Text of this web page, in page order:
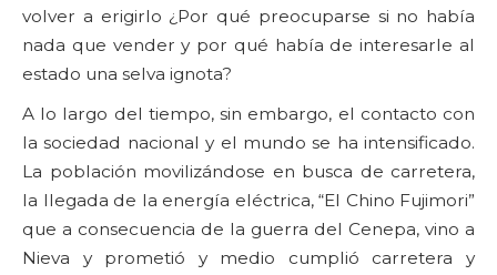
volver a erigirlo ¿Por qué preocuparse si no había
nada que vender y por qué había de interesarle al
estado una selva ignota?
A lo largo del tiempo, sin embargo, el contacto con
la sociedad nacional y el mundo se ha intensificado.
La población movilizándose en busca de carretera,
la llegada de la energía eléctrica, “El Chino Fujimori”
que a consecuencia de la guerra del Cenepa, vino a
Nieva y prometió y medio cumplió carretera y